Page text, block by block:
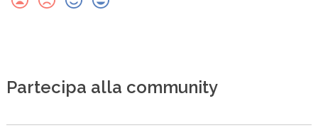
Partecipa alla community